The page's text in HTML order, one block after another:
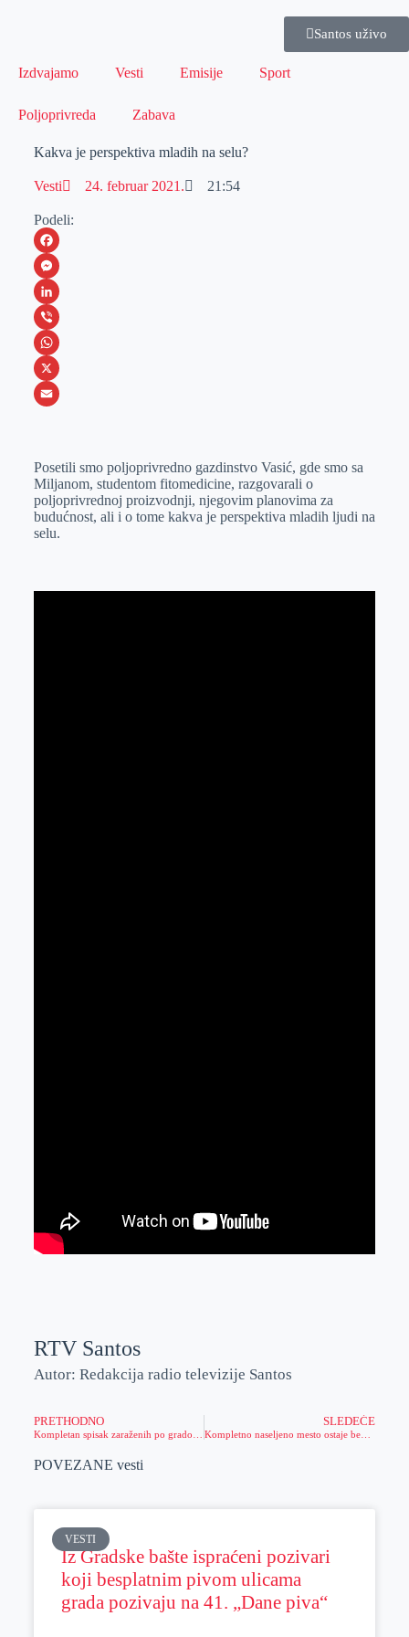
Santos uživo
Izdvajamo Vesti Emisije Sport
Poljoprivreda Zabava
Kakva je perspektiva mladih na selu?
Vesti 24. februar 2021. 21:54
Podeli:
F
a
c
e
b
o
M
e
s
s
e
e
r
L
i
n
k
I
n
V
i
b
W
h
s
A
p
X
a
i
l
Posetili smo poljoprivredno gazdinstvo Vasić, gde smo sa
Miljanom, studentom fitomedicine, razgovarali o
poljoprivrednoj proizvodnji, njegovim planovima za
budućnost, ali i o tome kakva je perspektiva mladih ljudi na
selu.
RTV Santos
Autor: Redakcija radio televizije Santos
PRETHODNO SLEDEĆE
POVEZANE vesti
VESTI
Iz Gradske bašte ispraćeni pozivari
koji besplatnim pivom ulicama
grada pozivaju na 41. „Dane piva“